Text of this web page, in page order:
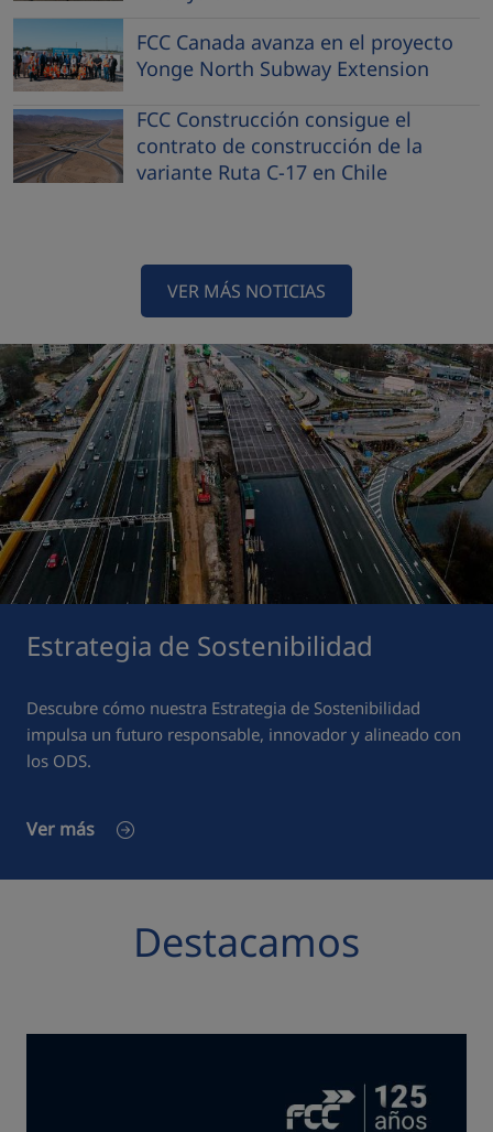
FCC Canada avanza en el proyecto
Yonge North Subway Extension
FCC Construcción consigue el
contrato de construcción de la
variante Ruta C-17 en Chile
VER MÁS NOTICIAS
Estrategia de Sostenibilidad
Descubre cómo nuestra Estrategia de Sostenibilidad
impulsa un futuro responsable, innovador y alineado con
los ODS.
Ver más
Destacamos